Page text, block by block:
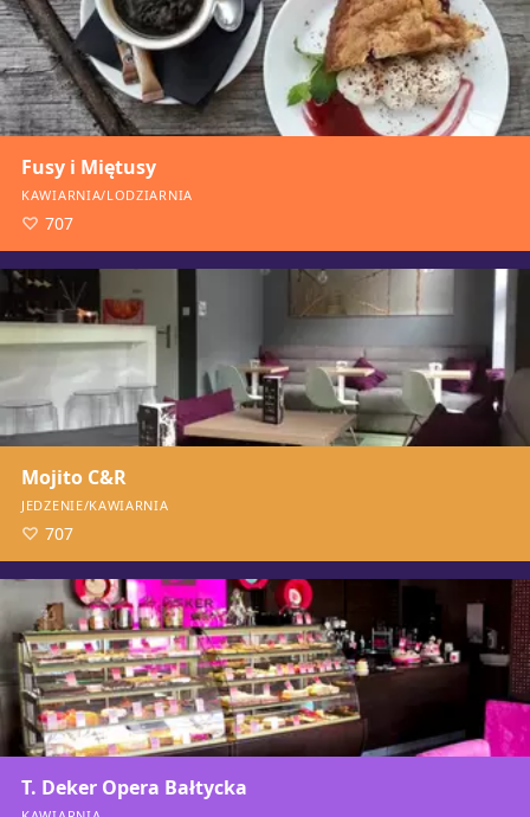
Fusy i Miętusy
KAWIARNIA/LODZIARNIA
707
Mojito C&R
JEDZENIE/KAWIARNIA
707
T. Deker Opera Bałtycka